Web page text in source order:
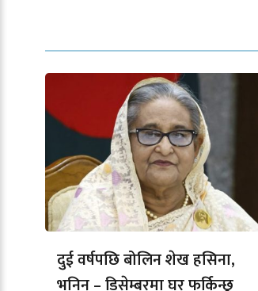
दुई वर्षपछि बोलिन शेख हसिना,
भनिन् – डिसेम्बरमा घर फर्किन्छु